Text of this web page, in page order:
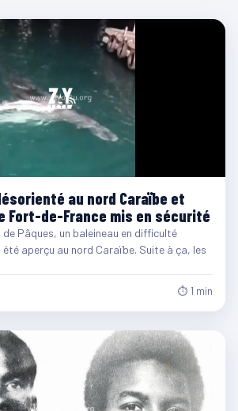
au nord Caraïbe et
Fort-de-France mis en sécurité
Pâques, un baleineau en difficulté
aperçu au nord Caraïbe. Suite à ça, les
⏱ 1 min